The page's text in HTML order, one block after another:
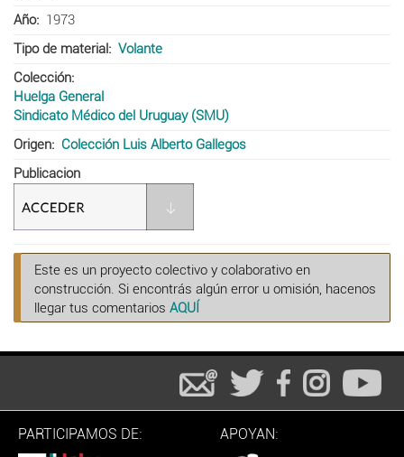
Año
1973
Tipo de material
Volante
Colección
Huelga General
Sindicato Médico del Uruguay (SMU)
Origen
Colección Luis Alberto Gallegos
Publicacion
Este es un proyecto colectivo y colaborativo en
construcción. Si encontrás algún error u omisión, hacenos
llegar tus comentarios AQUÍ
PARTICIPAMOS DE: APOYAN: